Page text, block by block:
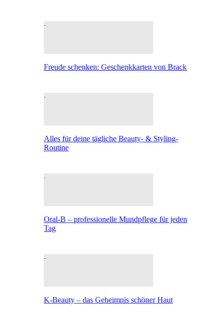
Freude schenken: Geschenkkarten von Brack
Alles für deine tägliche Beauty- & Styling-
Routine
Oral-B – professionelle Mundpflege für jeden
Tag
K-Beauty – das Geheimnis schöner Haut